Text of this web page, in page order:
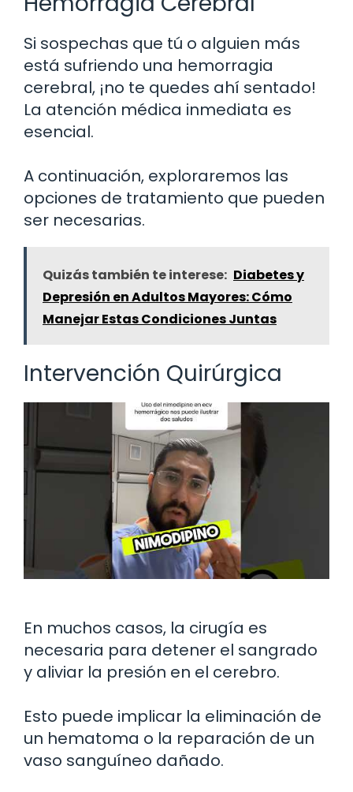
Si sospechas que tú o alguien más
está sufriendo una hemorragia
cerebral, ¡no te quedes ahí sentado!
La atención médica inmediata es
esencial.
A continuación, exploraremos las
opciones de tratamiento que pueden
ser necesarias.
Quizás también te interese: Diabetes y
Depresión en Adultos Mayores: Cómo
Manejar Estas Condiciones Juntas
Intervención Quirúrgica
En muchos casos, la cirugía es
necesaria para detener el sangrado
y aliviar la presión en el cerebro.
Esto puede implicar la eliminación de
un hematoma o la reparación de un
vaso sanguíneo dañado.